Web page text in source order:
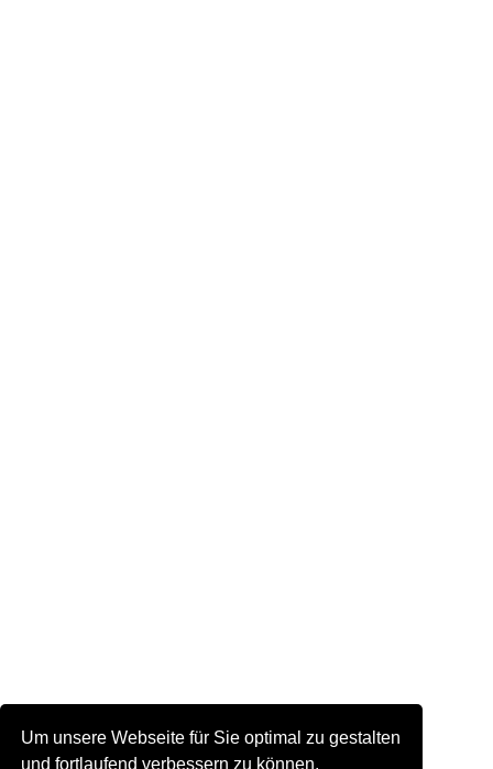
Um unsere Webseite für Sie optimal zu gestalten
und fortlaufend verbessern zu können,